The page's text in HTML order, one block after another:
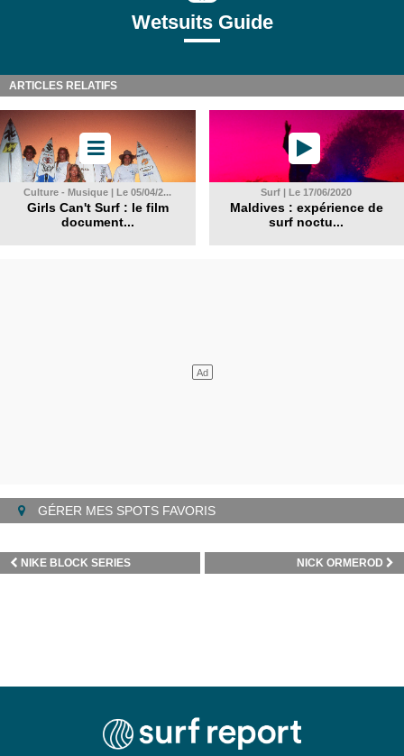
Wetsuits Guide
ARTICLES RELATIFS
Culture - Musique | Le 05/04/2...
Girls Can't Surf : le film
document...
Surf | Le 17/06/2020
Maldives : expérience de
surf noctu...
GÉRER MES SPOTS FAVORIS
NICK ORMEROD
NIKE BLOCK SERIES